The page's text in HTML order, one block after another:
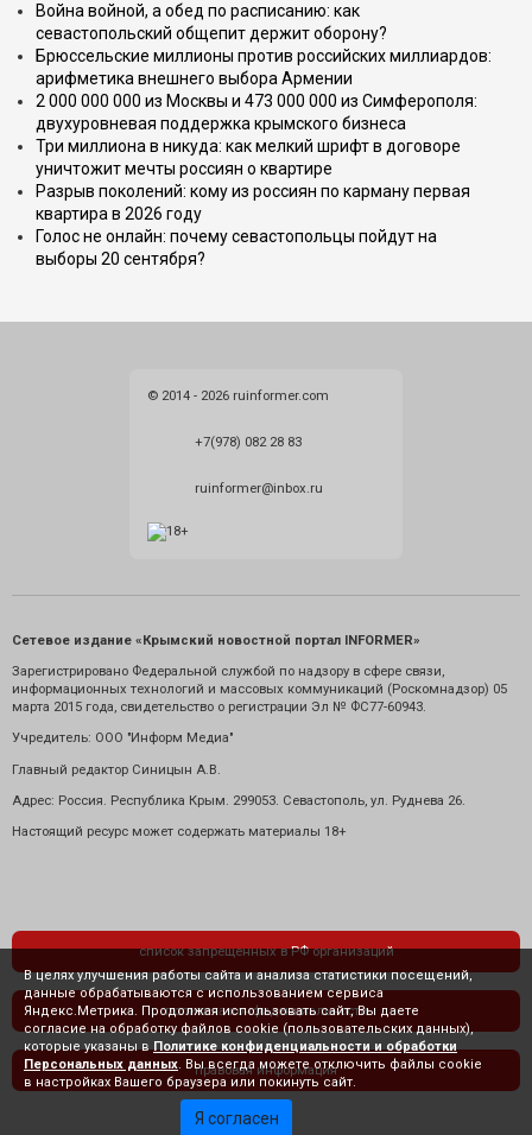
Война войной, а обед по расписанию: как
севастопольский общепит держит оборону?
Брюссельские миллионы против российских миллиардов:
арифметика внешнего выбора Армении
2 000 000 000 из Москвы и 473 000 000 из Симферополя:
двухуровневая поддержка крымского бизнеса
Три миллиона в никуда: как мелкий шрифт в договоре
уничтожит мечты россиян о квартире
Разрыв поколений: кому из россиян по карману первая
квартира в 2026 году
Голос не онлайн: почему севастопольцы пойдут на
выборы 20 сентября?
© 2014 - 2026 ruinformer.com
+7(978) 082 28 83
ruinformer@inbox.ru
Сетевое издание «Крымский новостной портал INFORMER»
Зарегистрировано Федеральной службой по надзору в сфере связи,
информационных технологий и массовых коммуникаций (Роскомнадзор) 05
марта 2015 года, свидетельство о регистрации Эл № ФС77-60943.
Учредитель: ООО "Информ Медиа"
Главный редактор Синицын А.В.
Адрес: Россия. Республика Крым. 299053. Севастополь, ул. Руднева 26.
Настоящий ресурс может содержать материалы 18+
список запрещенных в РФ организаций
политика конфиденциальности
правовая информация
В целях улучшения работы сайта и анализа статистики посещений,
данные обрабатываются с использованием сервиса
Яндекс.Метрика. Продолжая использовать сайт, Вы даете
согласие на обработку файлов cookie (пользовательских данных),
которые указаны в Политике конфиденциальности и обработки
Персональных данных . Вы всегда можете отключить файлы cookie
в настройках Вашего браузера или покинуть сайт.
Я согласен